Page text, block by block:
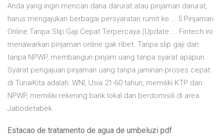
Anda yang ingin mencari dana darurat atau pinjaman darurat,
harus mengajukan berbagai persyaratan rumit ke … 5 Pinjaman
Online Tanpa Slip Gaji Cepat Terpercaya (Update ... Fintech ini
menawarkan pinjaman online gak ribet. Tanpa slip gaji dan
tanpa NPWP, membangun pinjam uang tanpa syarat apapun.
Syarat pengajuan pinjaman uang tanpa jaminan proses cepat
di TunaiKita adalah: WNI, Usia 21-60 tahun, memiliki KTP dan
NPWP, memiliki rekening bank lokal dan berdomisili di area
Jabodetabek.
Estacao de tratamento de agua de umbeluzi pdf